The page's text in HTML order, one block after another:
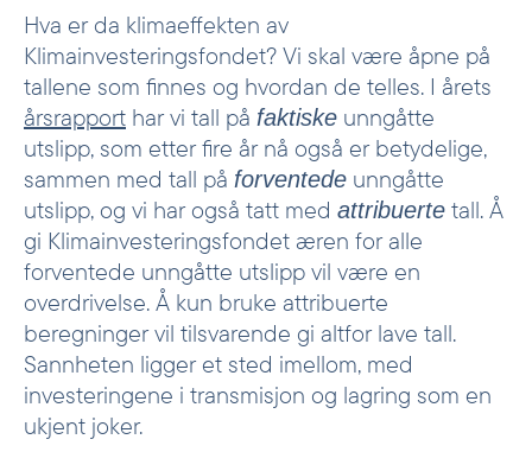
Hva er da klimaeffekten av
Klimainvesteringsfondet? Vi skal være åpne på
tallene som finnes og hvordan de telles. I årets
årsrapport har vi tall på faktiske unngåtte
utslipp, som etter fire år nå også er betydelige,
sammen med tall på forventede unngåtte
utslipp, og vi har også tatt med attribuerte tall. Å
gi Klimainvesteringsfondet æren for alle
forventede unngåtte utslipp vil være en
overdrivelse. Å kun bruke attribuerte
beregninger vil tilsvarende gi altfor lave tall.
Sannheten ligger et sted imellom, med
investeringene i transmisjon og lagring som en
ukjent joker.